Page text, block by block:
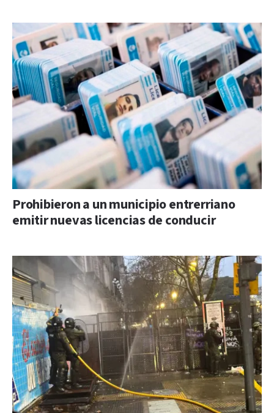
Prohibieron a un municipio entrerriano
emitir nuevas licencias de conducir